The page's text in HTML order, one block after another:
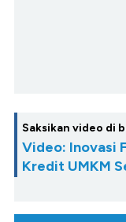
Saksikan video di
Video: Inovasi
Kredit UMKM